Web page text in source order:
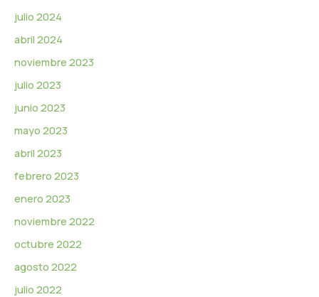
julio 2024
abril 2024
noviembre 2023
julio 2023
junio 2023
mayo 2023
abril 2023
febrero 2023
enero 2023
noviembre 2022
octubre 2022
agosto 2022
julio 2022